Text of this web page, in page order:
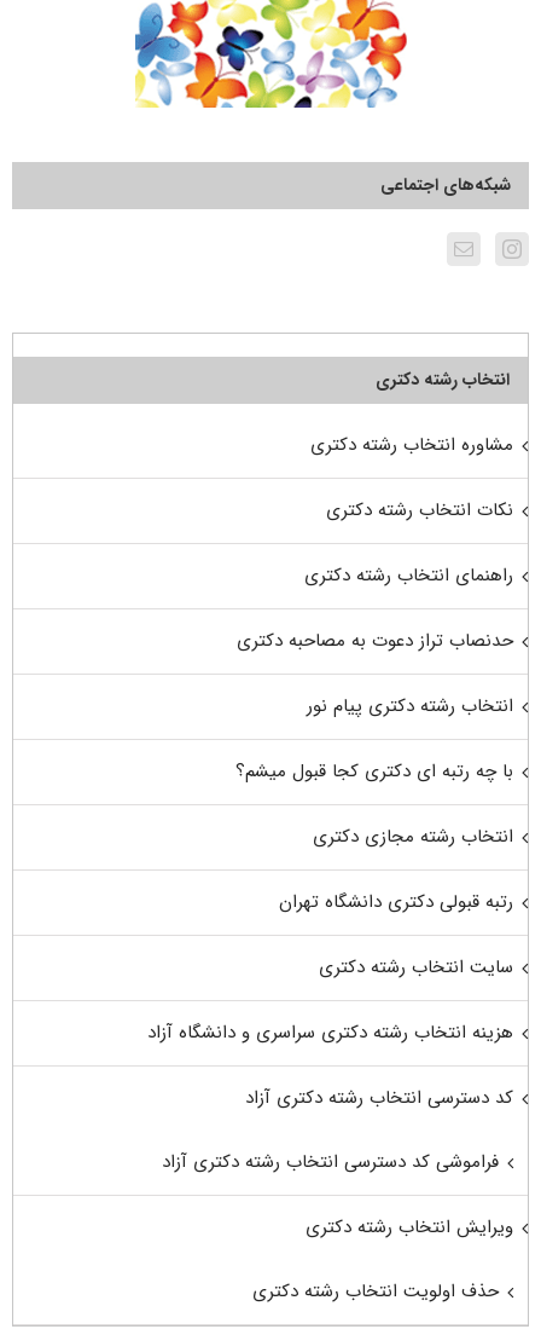
شبکه‌های اجتماعی
انتخاب رشته دکتری
مشاوره انتخاب رشته دکتری
نکات انتخاب رشته دکتری
راهنمای انتخاب رشته دکتری
حدنصاب تراز دعوت به مصاحبه دکتری
انتخاب رشته دکتری پیام نور
با چه رتبه ای دکتری کجا قبول میشم؟
انتخاب رشته مجازی دکتری
رتبه قبولی دکتری دانشگاه تهران
سایت انتخاب رشته دکتری
هزینه انتخاب رشته دکتری سراسری و دانشگاه آزاد
کد دسترسی انتخاب رشته دکتری آزاد
فراموشی کد دسترسی انتخاب رشته دکتری آزاد
ویرایش انتخاب رشته دکتری
حذف اولویت انتخاب رشته دکتری